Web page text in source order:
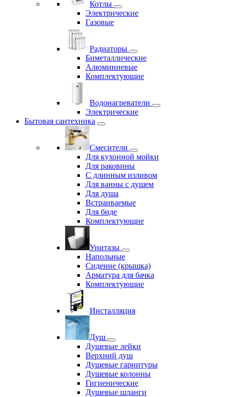
Котлы
Электрические
Газовые
Радиаторы
Биметаллические
Алюминиевые
Комплектующие
Водонагреватели
Электрические
Бытовая сантехника
Смесители
Для кухонной мойки
Для раковины
С длинным изливом
Для ванны с душем
Для душа
Встраиваемые
Для биде
Комплектующие
Унитазы
Напольные
Сидение (крышка)
Арматура для бачка
Комплектующие
Инсталляция
Душ
Душевые лейки
Верхний душ
Душевые гарнитуры
Душевые колонны
Гигиенические
Душевые шланги